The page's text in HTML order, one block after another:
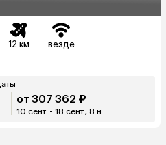
12 км везде
от 307 362 ₽
10 сент. - 18 сент., 8 н.